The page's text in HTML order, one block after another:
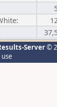
Server©